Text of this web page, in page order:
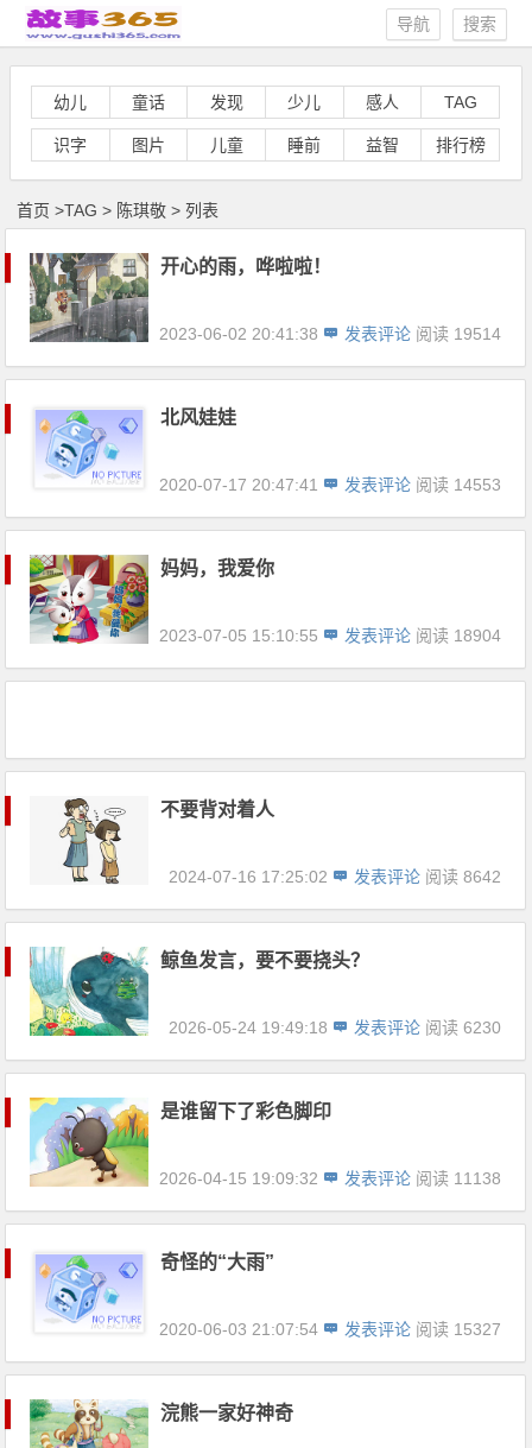
搜索
导航
幼儿 童话 发现 少儿 感人 TAG
识字 图片 儿童 睡前 益智 排行榜
首页 >TAG > 陈琪敬 > 列表
开心的雨，哗啦啦！
2023-06-02 20:41:38 发表评论 阅读 19514
北风娃娃
2020-07-17 20:47:41 发表评论 阅读 14553
妈妈，我爱你
2023-07-05 15:10:55 发表评论 阅读 18904
不要背对着人
2024-07-16 17:25:02 发表评论 阅读 8642
鲸鱼发言，要不要挠头？
2026-05-24 19:49:18 发表评论 阅读 6230
是谁留下了彩色脚印
2026-04-15 19:09:32 发表评论 阅读 11138
奇怪的“大雨”
2020-06-03 21:07:54 发表评论 阅读 15327
浣熊一家好神奇